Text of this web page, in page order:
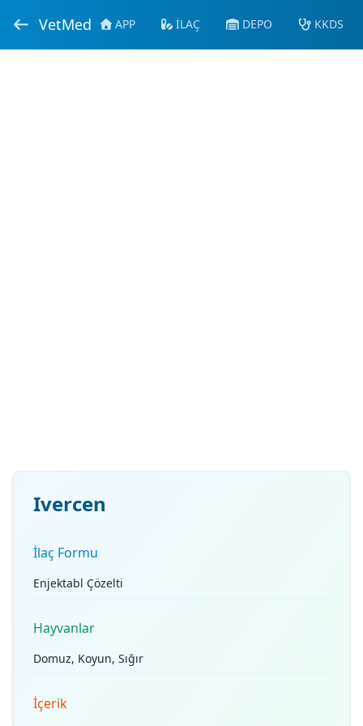
VetMed APP İLAÇ DEPO KKDS
Ivercen
İlaç Formu
Enjektabl Çözelti
Hayvanlar
Domuz, Koyun, Sığır
İçerik